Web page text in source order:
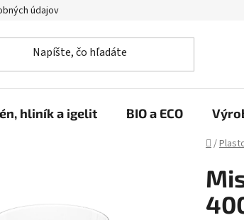
údajov
hliník a igelit BIO a ECO
Domov
/